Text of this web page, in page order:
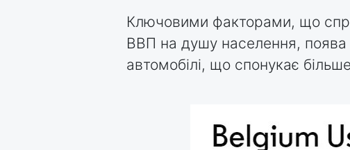
Ключовими факторами, що
ВВП на душу населення, поява
автомобілі, що спонукає